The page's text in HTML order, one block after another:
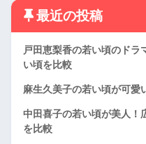
最近の投稿
戸田恵梨香の若い頃のド
い頃を比較
麻生久美子の若い頃が可愛
中田喜子の若い頃が美人！
を比較